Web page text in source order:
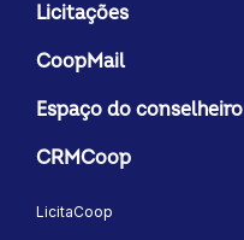
Licitações
CoopMail
Espaço do conselheiro
CRMCoop
LicitaCoop